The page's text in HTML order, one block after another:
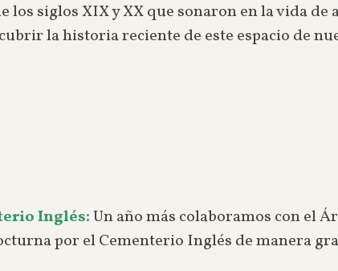
siglos XIX y XX que sonaron en la vida de
la historia reciente de este espacio de
Inglés:Un año más colaboramos con el
por el Cementerio Inglés de manera